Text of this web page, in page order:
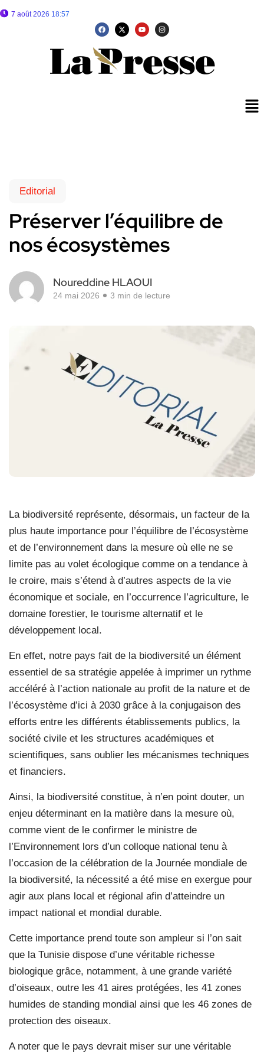
7 août 2026 18:57
Editorial
Préserver l’équilibre de
nos écosystèmes
Noureddine HLAOUI
24 mai 2026 3 min de lecture
La biodiversité représente, désormais, un facteur de la
plus haute importance pour l’équilibre de l’écosystème
et de l’environnement dans la mesure où elle ne se
limite pas au volet écologique comme on a tendance à
le croire, mais s’étend à d’autres aspects de la vie
économique et sociale, en l’occurrence l’agriculture, le
domaine forestier, le tourisme alternatif et le
développement local.
En effet, notre pays fait de la biodiversité un élément
essentiel de sa stratégie appelée à imprimer un rythme
accéléré à l’action nationale au profit de la nature et de
l’écosystème d’ici à 2030 grâce à la conjugaison des
efforts entre les différents établissements publics, la
société civile et les structures académiques et
scientifiques, sans oublier les mécanismes techniques
et financiers.
Ainsi, la biodiversité constitue, à n’en point douter, un
enjeu déterminant en la matière dans la mesure où,
comme vient de le confirmer le ministre de
l’Environnement lors d’un colloque national tenu à
l’occasion de la célébration de la Journée mondiale de
la biodiversité, la nécessité a été mise en exergue pour
agir aux plans local et régional afin d’atteindre un
impact national et mondial durable.
Cette importance prend toute son ampleur si l’on sait
que la Tunisie dispose d’une véritable richesse
biologique grâce, notamment, à une grande variété
d’oiseaux, outre les 41 aires protégées, les 41 zones
humides de standing mondial ainsi que les 46 zones de
protection des oiseaux.
A noter que le pays devrait miser sur une véritable